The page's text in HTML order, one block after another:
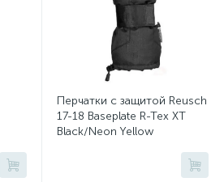
Перчатки с защитой Reusch
17-18 Baseplate R-Tex XT
Black/Neon Yellow